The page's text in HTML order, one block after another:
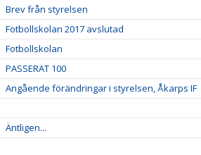
Brev från styrelsen
Fotbollskolan 2017 avslutad
Fotbollskolan
PASSERAT 100
Angående förändringar i styrelsen, Åkarps IF
Äntligen...